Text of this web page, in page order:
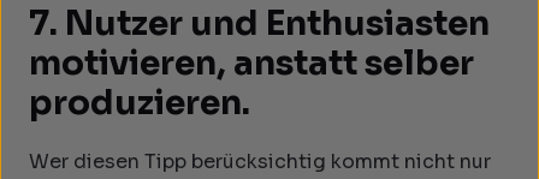
7. Nutzer und Enthusiasten
motivieren, anstatt selber
produzieren.
Wer diesen Tipp berücksichtig kommt nicht nur